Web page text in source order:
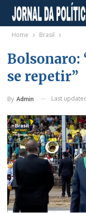
Home Brasil
Bolsonaro:
se repetir”
By Admin Last